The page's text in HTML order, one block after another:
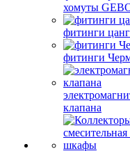
хомуты
фитинги
фитинги
клапана